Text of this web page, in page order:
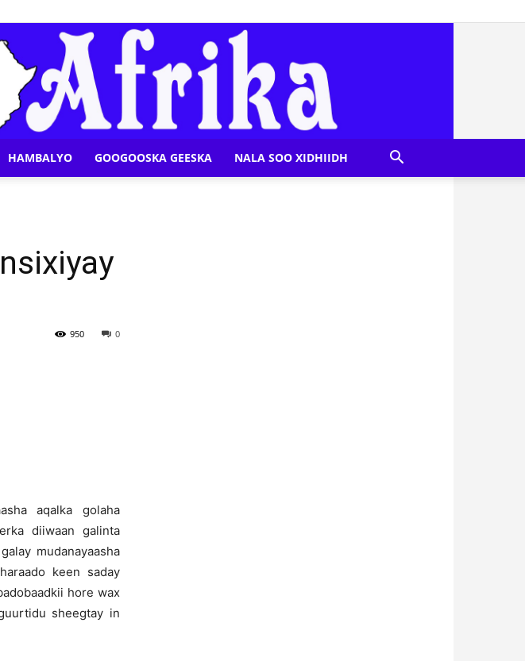
HAMBALYO GOOGOOSKA GEESKA NALA SOO XIDHIIDH
0
950
aqalka golaha
diiwaan galinta
mudanayaasha
keen saday
hore wax
sheegtay in